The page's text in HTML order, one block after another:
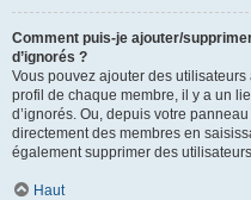
Comment puis-je ajouter/
d’ignorés ?
Vous pouvez ajouter des
profil de chaque membre, il y a un
d’ignorés. Ou, depuis votre
directement des membres en
également supprimer des
Haut